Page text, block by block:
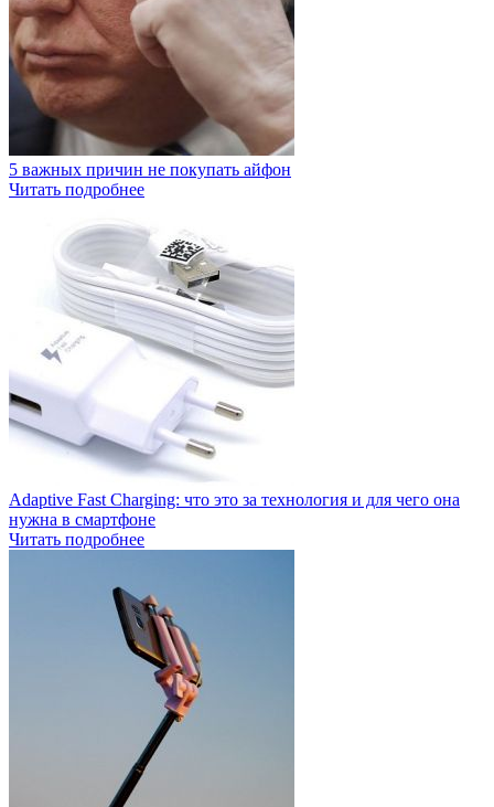
5 важных причин не покупать айфон
Читать подробнее
Adaptive Fast Charging: что это за технология и для чего она
нужна в смартфоне
Читать подробнее